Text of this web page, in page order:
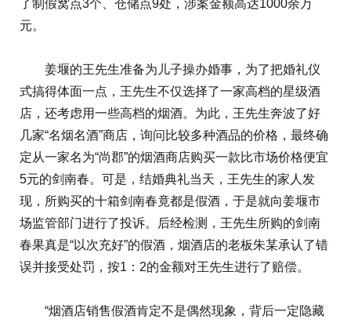
了制假窝点3个、仓储点9处，涉案金额高达1000余万
元。
姜堰的王先生准备为儿子操办婚事，为了把婚礼仪
式搞得体面一点，王先生不仅选择了一家高档的星级酒
店，还考虑用一些高档的烟酒。为此，王先生奔波了好
几家“名烟名酒”商店，询问比较多种酒品的价格，最终确
定从一家名为“尚郡”的烟酒商店购买一款比市场价格便宜
5元的剑南春。可是，结婚典礼当天，王先生的家人发
现，所购买的十箱剑南春竟都是假酒，于是就向姜堰市
场监管部门进行了投诉。后经检测，王先生所购的剑南
春果真是“以次充好”的假酒，烟酒店的老板朱某承认了错
误并接受处罚，按1：2的金额对王先生进行了赔偿。
“烟酒店销售假酒肯定不是偶然现象，背后一定隐藏